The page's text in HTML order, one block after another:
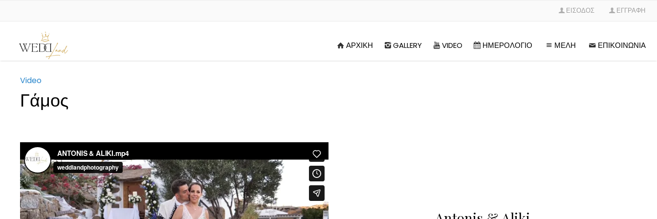
ΕΙΣΟΔΟΣ ΕΓΓΡΑΦΗ
ΑΡΧΙΚΗ GALLERY VIDEO ΗΜΕΡΟΛΟΓΙΟ ΜΕΛΗ ΕΠΙΚΟΙΝΩΝΙΑ
Video
Γάμος